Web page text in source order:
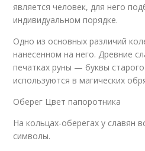
является человек, для него
индивидуальном порядке.
Одно из основных различий
нанесенном на него. Древние
печатках руны — буквы
используются в магических
Оберег Цвет папоротника
На кольцах-оберегах у славян
символы.